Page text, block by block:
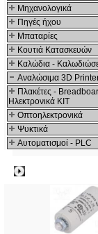
Μηχανολογικά
Πηγές ήχου
Μπαταρίες
Κουτιά Κατασκευών
Καλώδια -
Αναλώσιμα 3D
Πλακέτες -
Ηλεκτρονικά ΚΙΤ
Οπτοηλεκτρονικά
Ψυκτικά
Αυτοματισμοί - PLC